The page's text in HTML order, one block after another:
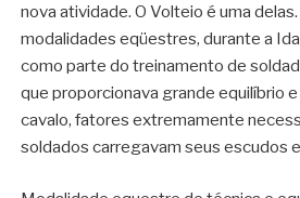
nova atividade. O Volteio é uma
modalidades eqüestres, durante a
como parte do treinamento de
que proporcionava grande equilíbrio
cavalo, fatores extremamente
soldados carregavam seus escudos